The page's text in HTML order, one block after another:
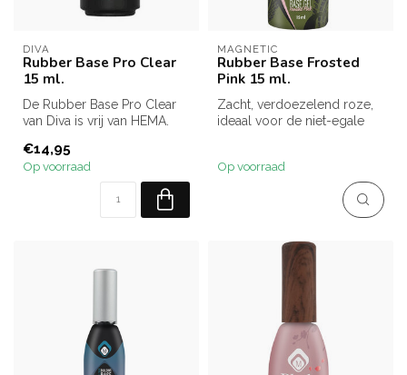
DIVA
Rubber Base Pro Clear
15 ml.
De Rubber Base Pro Clear
van Diva is vrij van HEMA.
ba...
€14,95
Op voorraad
MAGNETIC
Rubber Base Frosted
Pink 15 ml.
Zacht, verdoezelend roze,
ideaal voor de niet-egale
Op voorraad